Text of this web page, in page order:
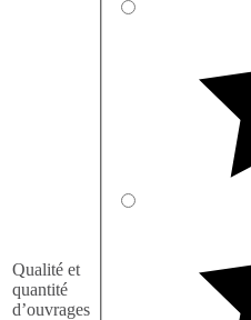
Qualité et
quantité
d’ouvrages